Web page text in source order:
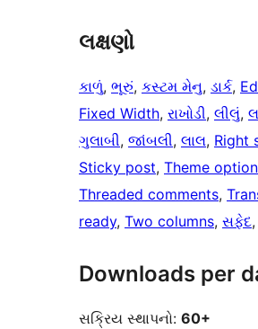
લક્ષણો
કાળું, ભૂરું, કસ્ટમ મેનુ, ડાર્ક,
Fixed Width, રાખોડી, લીલું,
ગુલાબી, જાંબલી, લાલ, Right
Sticky post, Theme
Threaded comments,
ready, Two columns, સફેદ,
Downloads per
સક્રિય સ્થાપનો: 60+